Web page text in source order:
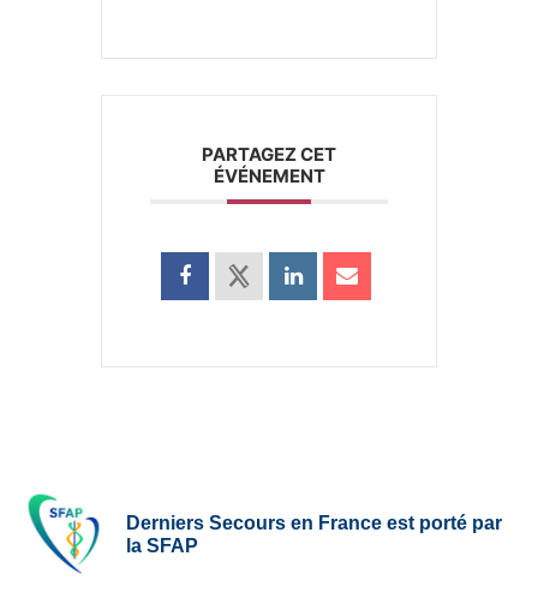
PARTAGEZ CET
ÉVÉNEMENT
Derniers Secours en France est porté par
la SFAP